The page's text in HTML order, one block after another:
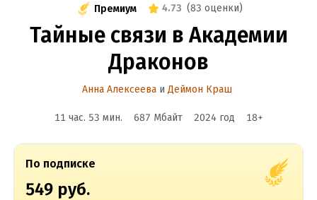
Премиум 4.73 (83 оценки)
Тайные связи в Академии
Драконов
Анна Алексеева и Деймон Краш
11 час. 53 мин. 687 Мбайт 2024 год 18+
По подписке
549 руб.